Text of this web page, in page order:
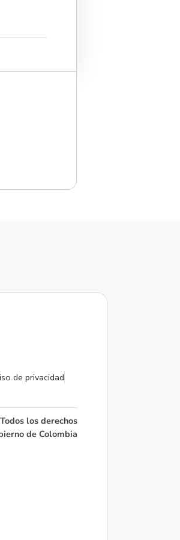
de privacidad
los derechos
de Colombia